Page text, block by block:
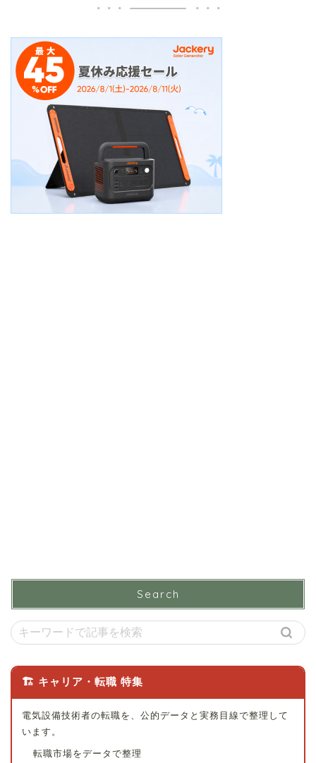
Search
🏗 キャリア・転職 特集
電気設備技術者の転職を、公的データと実務目線で整理して
います。
転職市場をデータで整理